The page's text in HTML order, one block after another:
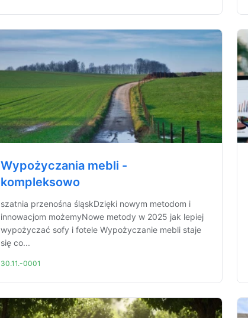
Wypożyczania mebli -
kompleksowo
szatnia przenośna śląskDzięki nowym metodom i
innowacjom możemyNowe metody w 2025 jak lepiej
wypożyczać sofy i fotele Wypożyczanie mebli staje
się co...
30.11.-0001